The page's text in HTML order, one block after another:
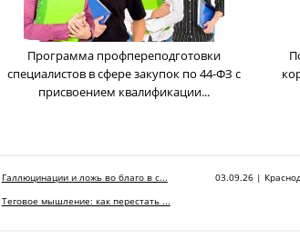
Программа профпереподготовки
cпециалистов в сфере закупок по 44-ФЗ с
присвоением квалификации...
Галлюцинации и ложь во благо в с... 03.09.26 |
Теговое мышление: как перестать ...